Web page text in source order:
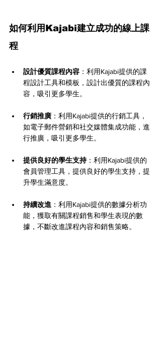
如何利用Kajabi建立成功的線上課
程
設計優質課程內容 ：利用Kajabi提供的課
程設計工具和模板，設計出優質的課程內
容，吸引更多學生。
行銷推廣 ：利用Kajabi提供的行銷工具，
如電子郵件營銷和社交媒體集成功能，進
行推廣，吸引更多學生。
提供良好的學生支持：利用Kajabi提供的
會員管理工具，提供良好的學生支持，提
升學生滿意度。
持續改進 ：利用Kajabi提供的數據分析功
能，獲取有關課程銷售和學生表現的數
據，不斷改進課程內容和銷售策略。